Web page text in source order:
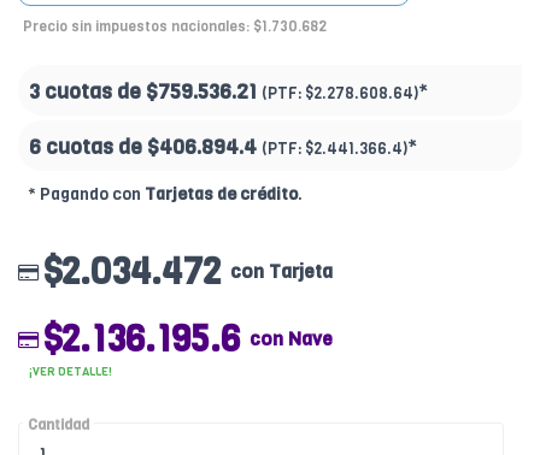
Precio sin impuestos nacionales: $1.730.682
3 cuotas de $759.536.21 (PTF: $2.278.608.64)*
6 cuotas de $406.894.4 (PTF: $2.441.366.4)*
* Pagando con Tarjetas de crédito.
$2.034.472 con Tarjeta
$2.136.195.6 con Nave
¡VER DETALLE!
Cantidad